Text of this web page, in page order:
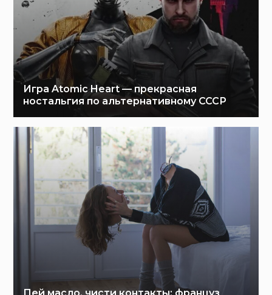
Игра Atomic Heart — прекрасная
ностальгия по альтернативному СССР